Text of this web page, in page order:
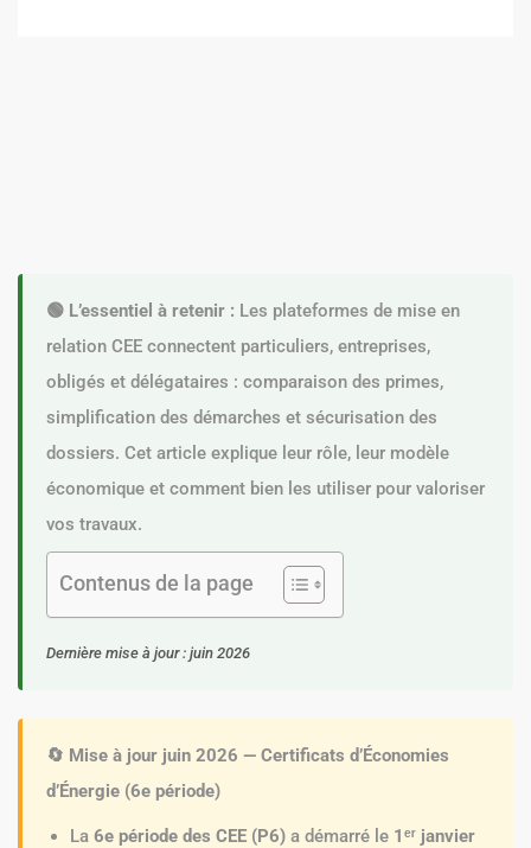
🟢 L’essentiel à retenir : Les plateformes de mise en
relation CEE connectent particuliers, entreprises,
obligés et délégataires : comparaison des primes,
simplification des démarches et sécurisation des
dossiers. Cet article explique leur rôle, leur modèle
économique et comment bien les utiliser pour valoriser
vos travaux.
Contenus de la page
Dernière mise à jour : juin 2026
🔄 Mise à jour juin 2026 — Certificats d’Économies
d’Énergie (6e période)
La 6e période des CEE (P6) a démarré le 1ᵉʳ janvier